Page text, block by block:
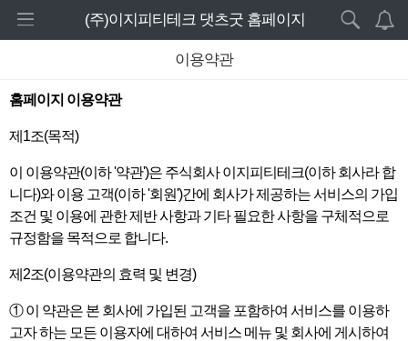
./layouts/rc-starter//_images/top_img.jpg
로그인 하세요
주요제품
기타제품
웹서비스
고객센터
공지사항
언론자료
새 알림
내 알림을 확인하기 위해서는 로그인이 필요합
(주)이지피티테크 댓츠굿 홈페이지
이용약관
홈페이지 이용약관
제1조(목적)
이 이용약관(이하 '약관')은 주식회사 이지피티테크(이하 회사라 합
니다)와 이용 고객(이하 '회원')간에 회사가 제공하는 서비스의 가입
조건 및 이용에 관한 제반 사항과 기타 필요한 사항을 구체적으로
규정함을 목적으로 합니다.
제2조(이용약관의 효력 및 변경)
① 이 약관은 본 회사에 가입된 고객을 포함하여 서비스를 이용하
고자 하는 모든 이용자에 대하여 서비스 메뉴 및 회사에 게시하여